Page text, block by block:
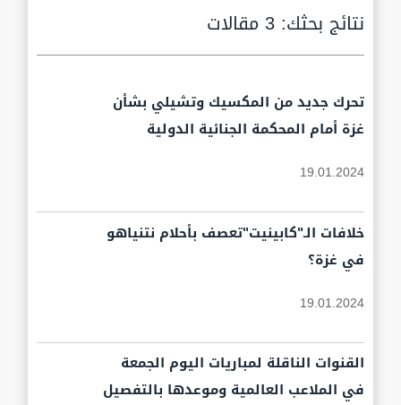
نتائج بحثك:3 مقالات
تحرك جديد من المكسيك وتشيلي بشأن
غزة أمام المحكمة الجنائية الدولية
19.01.2024
خلافات الـ"كابينيت"تعصف بأحلام نتنياهو
في غزة؟
19.01.2024
القنوات الناقلة لمباريات اليوم الجمعة
في الملاعب العالمية وموعدها بالتفصيل